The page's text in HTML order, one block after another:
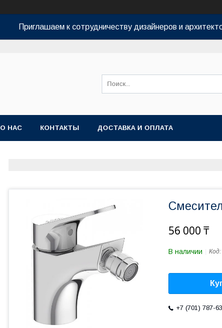
Приглашаем к сотрудничеству дизайнеров и
О НАС КОНТАКТЫ ДОСТАВКА И ОПЛАТА
56 000 ₸
В наличии Код:
+7 (701) 787-